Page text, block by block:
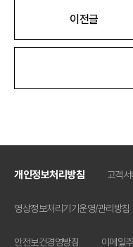
이전글
개인정보처리방침 고객
영상정보처리기기운영/관리방침
안전보건경영방침 이메일